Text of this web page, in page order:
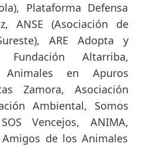
Plataforma Defensa
ANSE (Asociación de
ARE Adopta y
Fundación Altarriba,
Animales en Apuros
Zamora, Asociación
Ambiental, Somos
Vencejos, ANIMA,
Amigos de los Animales